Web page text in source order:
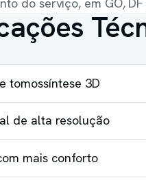
tomossíntese 3D
de alta resolução
mais conforto